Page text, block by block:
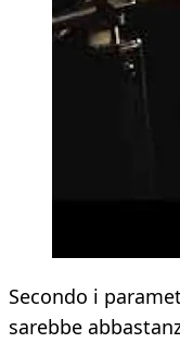
Secondo i
sarebbe